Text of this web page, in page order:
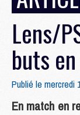
Lens/
buts
Publié le mercredi
En match en